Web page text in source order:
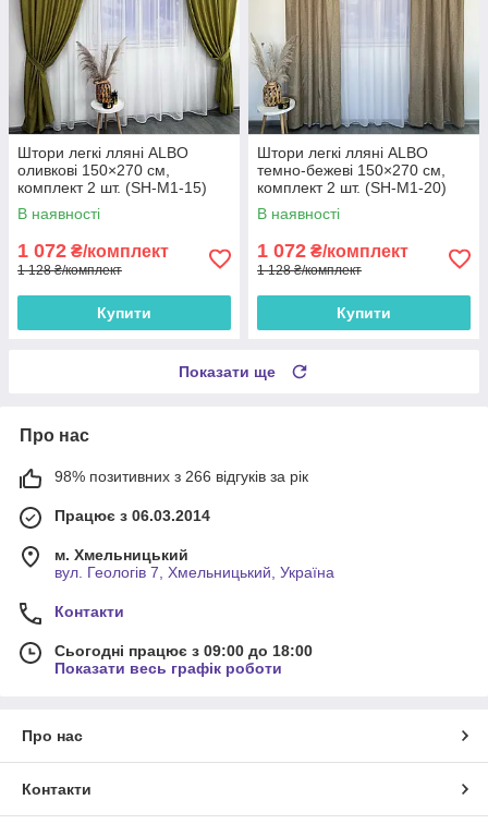
Штори легкі лляні ALBO
оливкові 150×270 см,
комплект 2 шт. (SH-M1-15)
В наявності
1 072 ₴/комплект
1 128 ₴/комплект
Купити
Штори легкі лляні ALBO
темно-бежеві 150×270 см,
комплект 2 шт. (SH-M1-20)
В наявності
1 072 ₴/комплект
1 128 ₴/комплект
Купити
Показати ще
Про нас
98% позитивних з 266 відгуків за рік
Працює з 06.03.2014
м. Хмельницький
вул. Геологів 7, Хмельницький, Україна
Контакти
Сьогодні працює з 09:00 до 18:00
Показати весь графік роботи
Про нас
Контакти